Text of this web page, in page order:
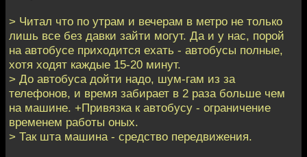
> Читал что по утрам и вечерам в метро не только
лишь все без давки зайти могут. Да и у нас, порой
на автобусе приходится ехать - автобусы полные,
хотя ходят каждые 15-20 минут.
> До автобуса дойти надо, шум-гам из за
телефонов, и время забирает в 2 раза больше чем
на машине. +Привязка к автобусу - ограничение
временем работы оных.
> Так шта машина - средство передвижения.